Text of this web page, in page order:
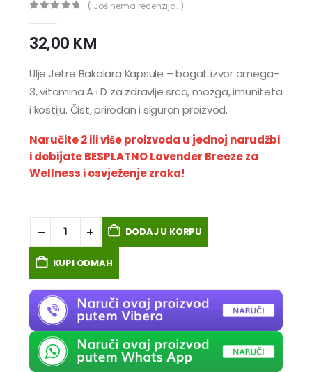
( Još nema recenzija. )
32,00 KM
Ulje Jetre Bakalara Kapsule – bogat izvor omega-
3, vitamina A i D za zdravlje srca, mozga, imuniteta
i kostiju. Čist, prirodan i siguran proizvod.
Naručite 2 ili više proizvoda u jednoj narudžbi
i dobijate BESPLATNO Lavender Breeze za
Wellness i osvježenje zraka!
DODAJ U KORPU
KUPI ODMAH